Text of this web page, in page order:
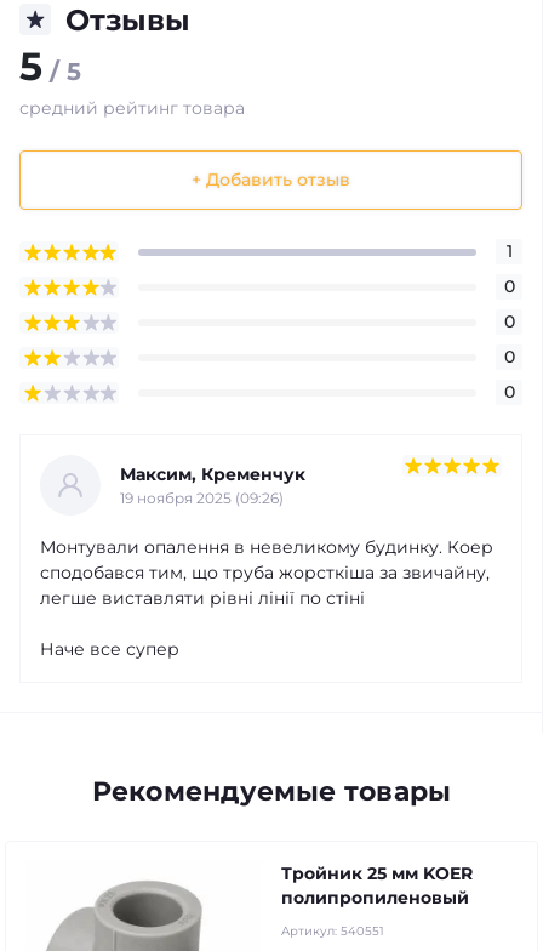
Отзывы
5 / 5
средний рейтинг товара
+ Добавить отзыв
1
0
0
0
0
Максим, Кременчук
19 ноября 2025 (09:26)
Монтували опалення в невеликому будинку. Коер
сподобався тим, що труба жорсткіша за звичайну,
легше виставляти рівні лінії по стіні
Наче все супер
Рекомендуемые товары
Тройник 25 мм KOER
полипропиленовый
Артикул: 540551